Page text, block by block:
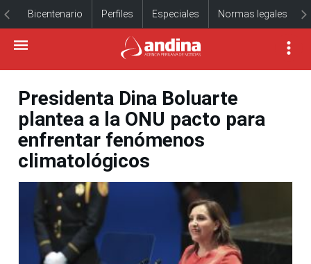
Bicentenario Perfiles Especiales Normas legales
Presidenta Dina Boluarte
plantea a la ONU pacto para
enfrentar fenómenos
climatológicos